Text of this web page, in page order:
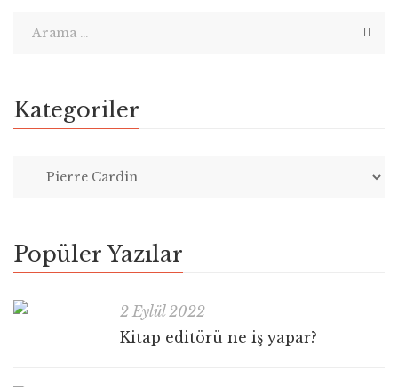
Kategoriler
Popüler Yazılar
2 Eylül 2022
Kitap editörü ne iş yapar?